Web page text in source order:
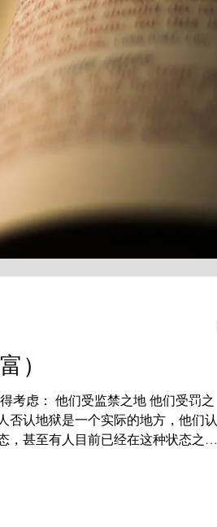
）
考虑： 他们受监禁之地 他们受罚之
否认地狱是一个实际的地方，他们认
，甚至有人目前已经在这种状态之